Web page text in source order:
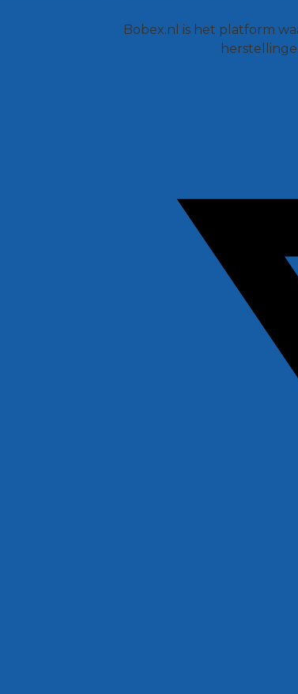
Bobex.nl is het platform